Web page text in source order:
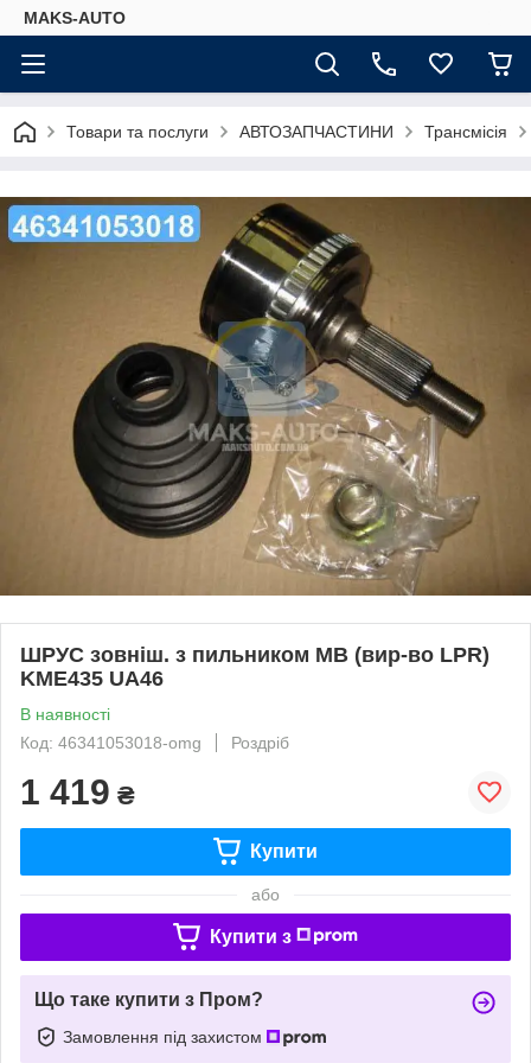
MAKS-AUTO
Товари та послуги АВТОЗАПЧАСТИНИ Трансмісія
ШРУС зовніш. з пильником MB (вир-во LPR)
KME435 UA46
В наявності
Код: 46341053018-omg
Роздріб
1 419 ₴
Купити
або
Купити з
Що таке купити з Пром?
Замовлення під захистом